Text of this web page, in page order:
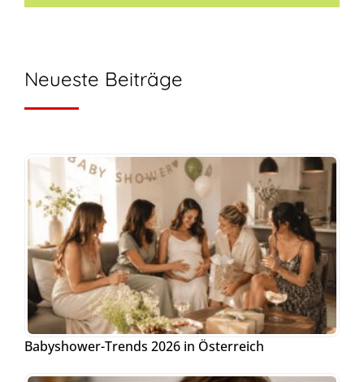
Neueste Beiträge
Babyshower-Trends 2026 in Österreich